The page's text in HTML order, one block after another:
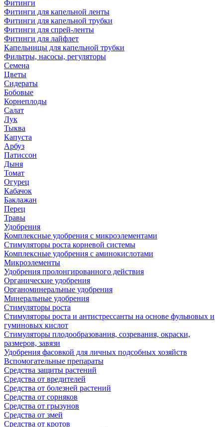
Фитинги
Фитинги для капельной ленты
Фитинги для капельной трубки
Фитинги для спрей-ленты
Фитинги для лайфлет
Капельницы для капельной трубки
Фильтры, насосы, регуляторы
Семена
Цветы
Сидераты
Бобовые
Корнеплоды
Салат
Лук
Тыква
Капуста
Арбуз
Патиссон
Дыня
Томат
Огурец
Кабачок
Баклажан
Перец
Травы
Удобрения
Комплексные удобрения с микроэлементами
Стимуляторы роста корневой системы
Комплексные удобрения с аминокислотами
Микроэлементы
Удобрения пролонгированного действия
Органические удобрения
Органоминеральные удобрения
Минеральные удобрения
Стимуляторы роста
Стимуляторы роста и антистрессанты на основе фульвовых и
гуминовых кислот
Стимуляторы плодообразования, созревания, окраски,
размеров, завязи
Удобрения фасовкой для личных подсобных хозяйств
Вспомогательные препараты
Средства защиты растений
Средства от вредителей
Средства от болезней растений
Средства от сорняков
Средства от грызунов
Средства от змей
Средства от кротов